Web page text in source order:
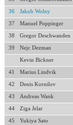
36 Jakub Wolny
37 Manuel Poppinger
38 Gregor Deschwanden
39 Nejc Dezman
Kevin Bickner
41 Marius Lindvik
42 Denis Kornilov
43 Andreas Wank
44 Ziga Jelar
45 Yukiya Sato